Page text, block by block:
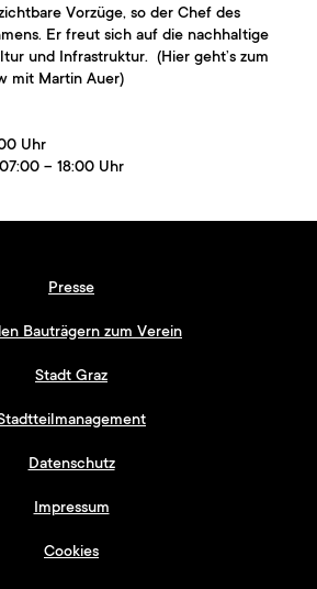
Vorzüge, so der Chef des
Er freut sich auf die nachhaltige
und Infrastruktur. (Hier geht’s zum
mit Martin Auer)
Uhr
– 18:00 Uhr
Presse
Bauträgern zum Verein
Stadt Graz
Datenschutz
Impressum
Cookies